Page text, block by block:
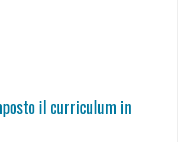
il curriculum in